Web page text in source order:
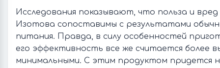
Исследования показывают, что польза и вред
Изотова сопоставимы с результатами
питания. Правда, в силу особенностей
его эффективность все же считается более
минимальными. С этим продуктом придется